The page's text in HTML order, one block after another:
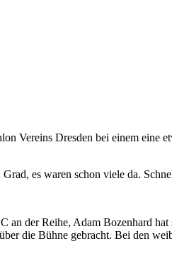
Vereins Dresden bei einem eine
es waren schon viele da.
an der Reihe, Adam Bozenhard
die Bühne gebracht. Bei den